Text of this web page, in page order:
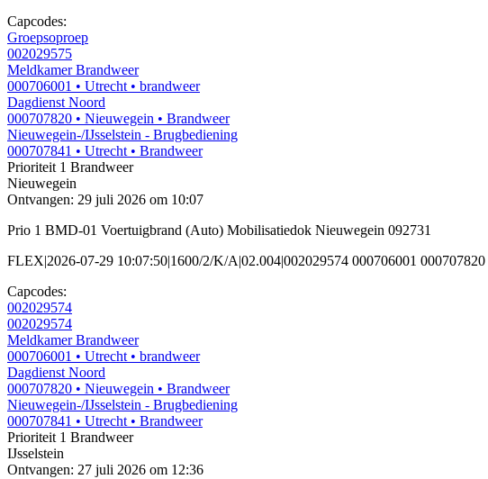
Capcodes:
Groepsoproep
002029575
Meldkamer Brandweer
000706001 • Utrecht • brandweer
Dagdienst Noord
000707820 • Nieuwegein • Brandweer
Nieuwegein-/IJsselstein - Brugbediening
000707841 • Utrecht • Brandweer
Prioriteit 1 Brandweer
Nieuwegein
Ontvangen: 29 juli 2026 om 10:07
Prio 1 BMD-01 Voertuigbrand (Auto) Mobilisatiedok Nieuwegein 092731
FLEX|2026-07-29 10:07:50|1600/2/K/A|02.004|002029574 000706001
Capcodes:
002029574
002029574
Meldkamer Brandweer
000706001 • Utrecht • brandweer
Dagdienst Noord
000707820 • Nieuwegein • Brandweer
Nieuwegein-/IJsselstein - Brugbediening
000707841 • Utrecht • Brandweer
Prioriteit 1 Brandweer
IJsselstein
Ontvangen: 27 juli 2026 om 12:36